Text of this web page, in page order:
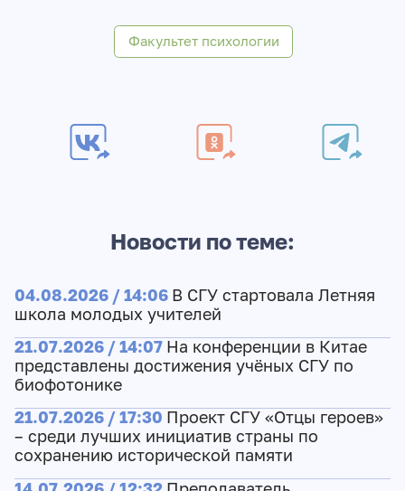
Факультет психологии
Новости по теме:
04.08.2026 / 14:06 В СГУ стартовала Летняя
школа молодых учителей
21.07.2026 / 14:07 На конференции в Китае
представлены достижения учёных СГУ по
биофотонике
21.07.2026 / 17:30 Проект СГУ «Отцы героев»
– среди лучших инициатив страны по
сохранению исторической памяти